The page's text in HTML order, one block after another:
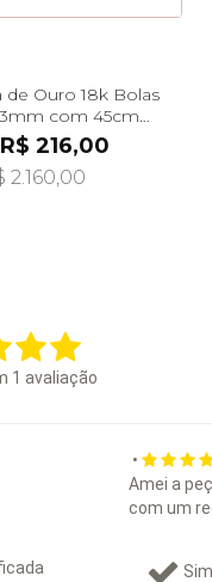
de Ouro 18k Bolas
com 45cm
ga08597216,00
2.160,00
1 avaliação
•
Amei a
com um